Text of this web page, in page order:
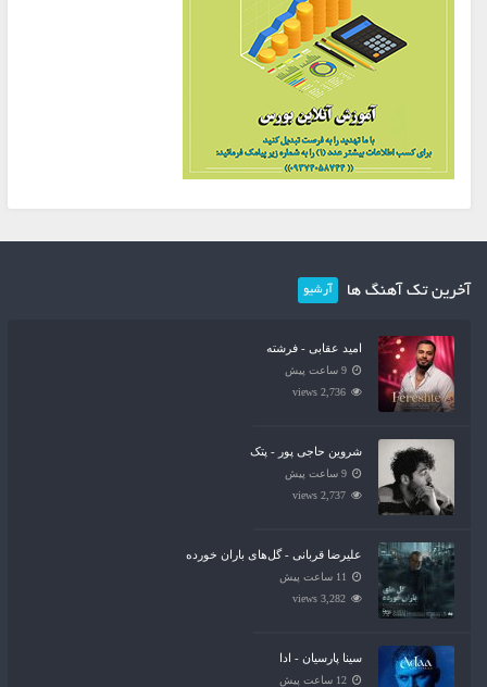
آخرین تک آهنگ ها آرشیو
امید عقابی - فرشته
9 ساعت پیش
2,736 views
شروین حاجی پور - پتک
9 ساعت پیش
2,737 views
علیرضا قربانی - گل‌های باران خورده
11 ساعت پیش
3,282 views
سینا پارسیان - ادا
12 ساعت پیش